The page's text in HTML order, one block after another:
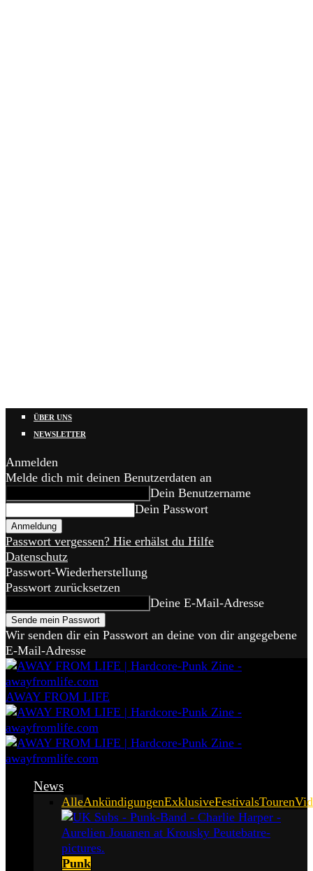
ÜBER UNS
NEWSLETTER
Anmelden
Melde dich mit deinen Benutzerdaten an
Dein Benutzername
Dein Passwort
Passwort vergessen? Hie erhälst du Hilfe
Datenschutz
Passwort-Wiederherstellung
Passwort zurücksetzen
Deine E-Mail-Adresse
Wir senden dir ein Passwort an deine von dir angegebene
E-Mail-Adresse
AWAY FROM LIFE
News
AlleAnkündigungenExklusiveFestivalsTouren
Punk